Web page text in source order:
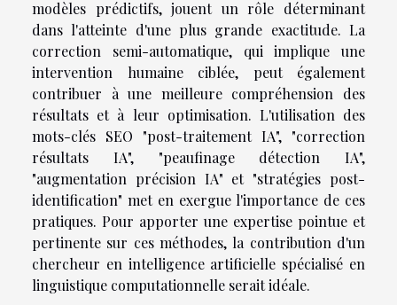
modèles prédictifs, jouent un rôle déterminant
dans l'atteinte d'une plus grande exactitude. La
correction semi-automatique, qui implique une
intervention humaine ciblée, peut également
contribuer à une meilleure compréhension des
résultats et à leur optimisation. L'utilisation des
mots-clés SEO "post-traitement IA", "correction
résultats IA", "peaufinage détection IA",
"augmentation précision IA" et "stratégies post-
identification" met en exergue l'importance de ces
pratiques. Pour apporter une expertise pointue et
pertinente sur ces méthodes, la contribution d'un
chercheur en intelligence artificielle spécialisé en
linguistique computationnelle serait idéale.